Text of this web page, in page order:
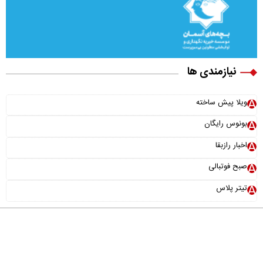
نیازمندی ها
ویلا پیش ساخته
بونوس رایگان
اخبار رازبقا
صبح فوتبالی
تیتر پلاس
×
نقش سامانه دفاع موشکی «اچ کیو ۹» در امنیت ملی کشور